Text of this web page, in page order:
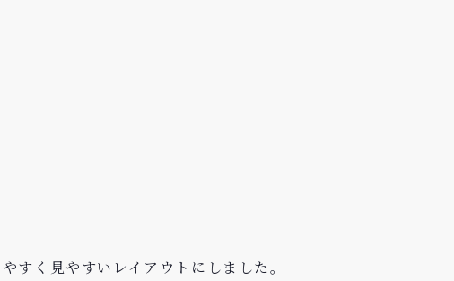
すく見やすいレイアウトにしました。